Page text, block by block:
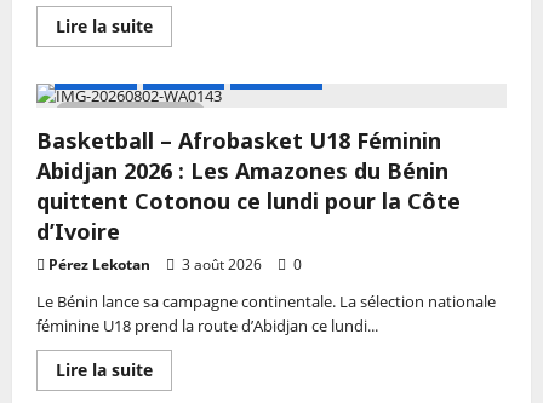
héritent
d’une
poule
feu
Lire la suiteEn
savoir
Volleyball
–
Play-
offs
2025-
2026
:
La
titre
Basketball – Afrobasket U18 Féminin
Abidjan 2026 : Les Amazones du Bénin
quittent Cotonou ce lundi pour la Côte
d’Ivoire
Pérez Lekotan 3 août 2026 0
Le Bénin lance sa campagne continentale. La sélection nationale
féminine U18 prend la route d’Abidjan ce lundi...
Lire la suiteEn
savoir